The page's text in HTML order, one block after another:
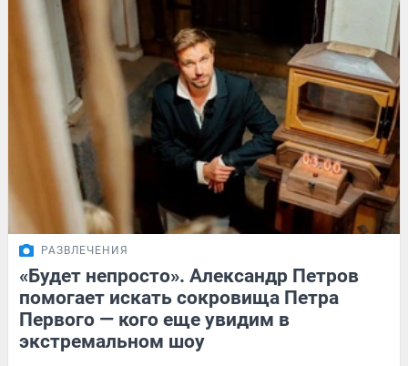
РАЗВЛЕЧЕНИЯ
«Будет непросто». Александр Петров
помогает искать сокровища Петра
Первого — кого еще увидим в
экстремальном шоу